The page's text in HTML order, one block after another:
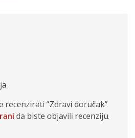
recenzirati “Zdravi doručak”
da biste objavili recenziju.